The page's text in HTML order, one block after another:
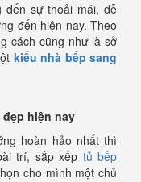
sự thoải mái, dễ
đến hiện nay. Theo
cách cũng như là sở
kiểu nhà bếp sang
hiện nay
hoàn hảo nhất thì
trí, sắp xếp tủ bếp
cho mình một chủ